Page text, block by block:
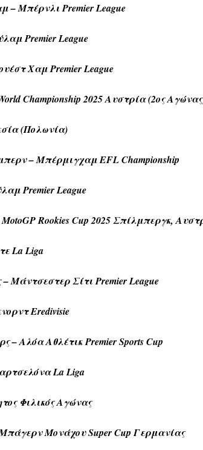
– Μπέρνλι Premier League
Premier League
Χαμ Premier League
Championship 2025 Αυστρία (2ος
(Πολωνία)
– Μπέρμιγχαμ EFL Championship
Premier League
Rookies Cup 2025 Σπίλμπεργκ,
La Liga
– Μάντσεστερ Σίτι Premier League
Eredivisie
– Αλόα Αθλέτικ Premier Sports Cup
La Liga
Φιλικός Αγώνας
Μπάγερν Μονάχου Super Cup Γερμανίας